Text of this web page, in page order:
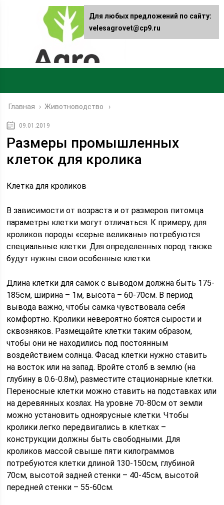
Главная › Животноводство
09.01.2019
Размеры промышленных
клеток для кролика
Клетка для кроликов
В зависимости от возраста и от размеров питомца
параметры клетки могут отличаться. К примеру, для
кроликов породы «серые великаны» потребуются
специальные клетки. Для определенных пород также
будут нужны свои особенные клетки.
Длина клетки для самок с выводом должна быть 175-
185см, ширина – 1м, высота – 60-70см. В период
вывода важно, чтобы самка чувствовала себя
комфортно. Кролики невероятно боятся сырости и
сквозняков. Размещайте клетки таким образом,
чтобы они не находились под постоянным
воздействием солнца. Фасад клетки нужно ставить
на восток или на запад. Вройте столб в землю (на
глубину в 0.6-0.8м), разместите стационарные клетки.
Переносные клетки можно ставить на подставках или
на деревянных козлах. На уровне 70-80см от земли
можно установить одноярусные клетки. Чтобы
кролики легко передвигались в клетках –
конструкции должны быть свободными. Для
кроликов массой свыше пяти килограммов
потребуются клетки длиной 130-150см, глубиной
70см, высотой задней стенки – 40-45см, высотой
передней стенки – 55-60см.
Для любых предложений по сайту:
velesagrovet@cp9.ru